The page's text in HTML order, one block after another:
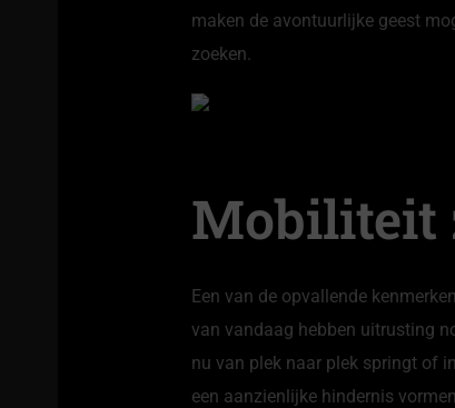
maken de avontuurlijke geest
zoeken.
Mobiliteit
Een van de opvallende
van vandaag hebben uitrusting
nu van plek naar plek springt of
een aanzienlijke hindernis